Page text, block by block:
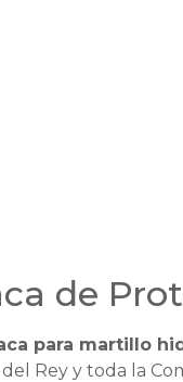
de
para martillo
Rey y toda la